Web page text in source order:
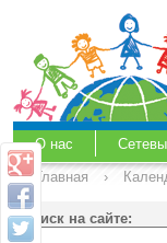
О нас
Главная
›
Поиск на сайте: